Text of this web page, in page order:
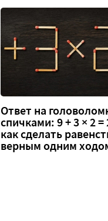
Ответ на
спичками: 9 + 3 × 2
как сделать
верным одним